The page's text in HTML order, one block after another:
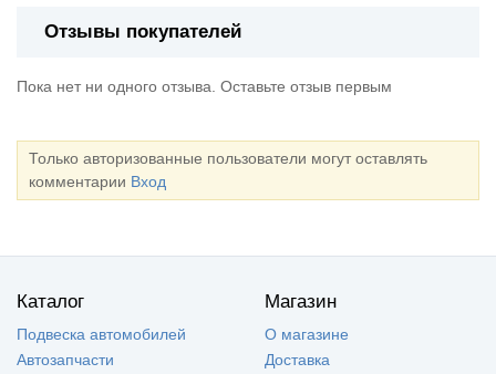
Отзывы покупателей
Пока нет ни одного отзыва. Оставьте отзыв первым
Только авторизованные пользователи могут оставлять
комментарии Вход
Каталог
Подвеска автомобилей
Автозапчасти
Магазин
О магазине
Доставка